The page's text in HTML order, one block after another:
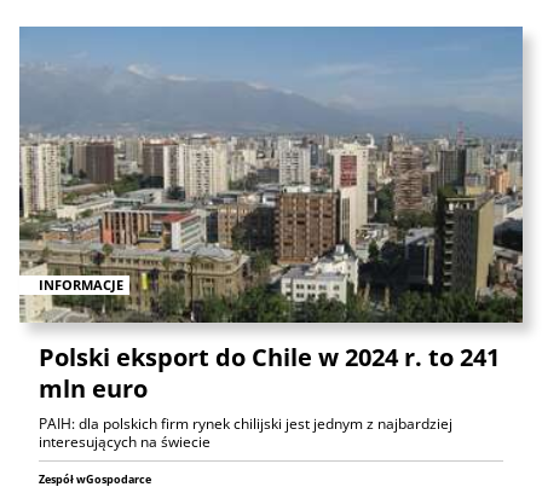
INFORMACJE
Polski eksport do Chile w 2024 r. to 241
mln euro
PAIH: dla polskich firm rynek chilijski jest jednym z najbardziej
interesujących na świecie
Zespół wGospodarce